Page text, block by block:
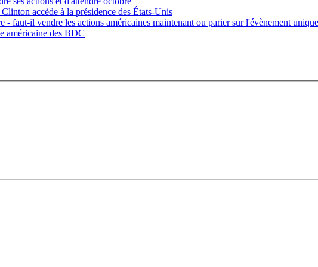
accède à la présidence des États-Unis
- faut-il vendre les actions américaines maintenant ou parier sur l'évènement
américaine des BDC